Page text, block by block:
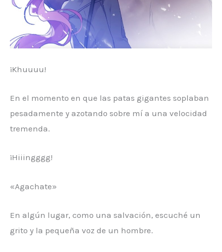
¡Khuuuu!
En el momento en que las patas gigantes soplaban
pesadamente y azotando sobre mí a una velocidad
tremenda.
¡Hiiingggg!
«Agachate»
En algún lugar, como una salvación, escuché un
grito y la pequeña voz de un hombre.